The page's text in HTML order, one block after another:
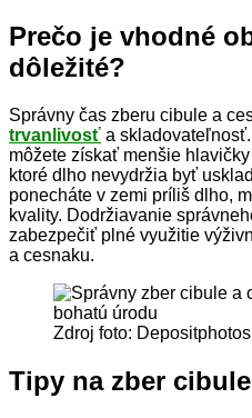
Prečo je vhodné
dôležité?
Správny čas zberu cibule a
trvanlivosť a
môžete získať menšie
ktoré dlho nevydržia byť
ponecháte v zemi príliš dlho,
kvality. Dodržiavanie
zabezpečiť plné využitie
a cesnaku.
Zdroj foto: Depositphotos
Tipy na zber